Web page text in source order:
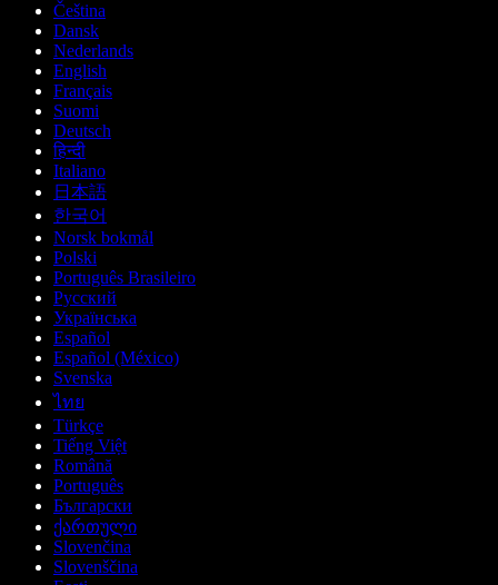
Čeština
Dansk
Nederlands
English
Français
Suomi
Deutsch
हिन्दी
Italiano
日本語
한국어
Norsk bokmål
Polski
Português Brasileiro
Русский
Українська
Español
Español (México)
Svenska
ไทย
Türkçe
Tiếng Việt
Română
Português
Български
ქართული
Slovenčina
Slovenščina